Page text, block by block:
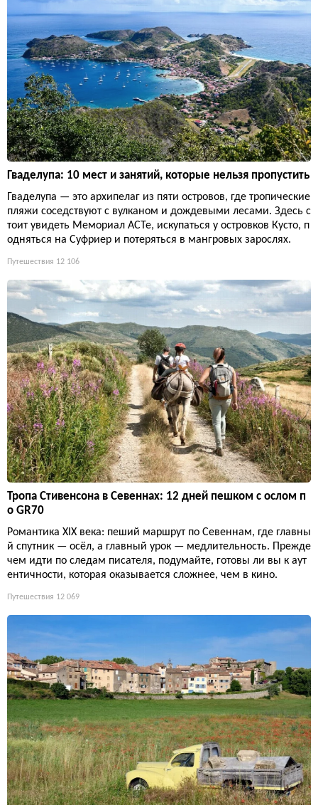
Гваделупа: 10 мест и занятий, которые нельзя пропустить
Гваделупа — это архипелаг из пяти островов, где тропические
пляжи соседствуют с вулканом и дождевыми лесами. Здесь с
тоит увидеть Мемориал ACTe, искупаться у островков Кусто, п
одняться на Суфриер и потеряться в мангровых зарослях.
Путешествия 12 106
Тропа Стивенсона в Севеннах: 12 дней пешком с ослом п
о GR70
Романтика XIX века: пеший маршрут по Севеннам, где главны
й спутник — осёл, а главный урок — медлительность. Прежде
чем идти по следам писателя, подумайте, готовы ли вы к аут
ентичности, которая оказывается сложнее, чем в кино.
Путешествия 12 069